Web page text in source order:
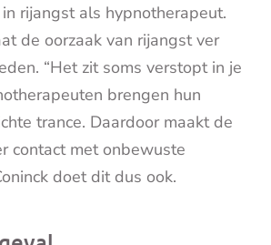
rijangst als hypnotherapeut.
de oorzaak van rijangst ver
“Het zit soms verstopt in je
brengen hun
trance. Daardoor maakt de
contact met onbewuste
doet dit dus ook.